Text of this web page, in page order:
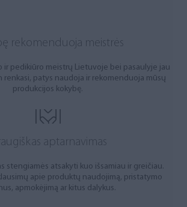
rekomenduoja meistrės
ir pedikiūro meistrų Lietuvoje bei pasaulyje jau
renkasi, patys naudoja ir rekomenduoja mūsų
produkcijos kokybę.
aptarnavimas
stengiamės atsakyti kuo išsamiau ir greičiau.
apie produktų naudojimą, pristatymo
apmokėjimą ar kitus dalykus.